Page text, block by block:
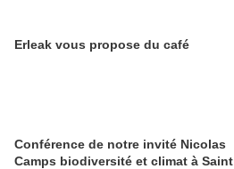
Erleak vous propose du café
Conférence de notre invité Nicolas
Camps biodiversité et climat à Saint